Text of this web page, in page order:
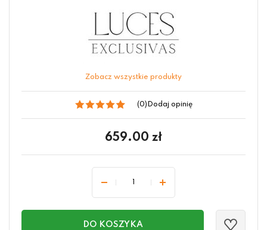
Zobacz wszystkie produkty
(0) Dodaj opinię
659.00 zł
DO KOSZYKA